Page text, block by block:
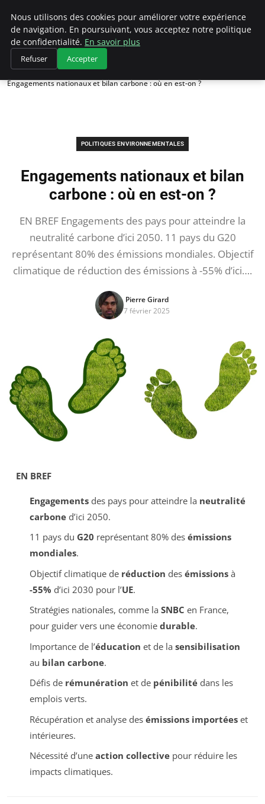
Climategatecountryclub.com
Accueil
Politiques environnementales
Engagements nationaux et bilan carbone : où en est-on ?
POLITIQUES ENVIRONNEMENTALES
Engagements nationaux et bilan
carbone : où en est-on ?
EN BREF Engagements des pays pour atteindre la
neutralité carbone d’ici 2050. 11 pays du G20
représentant 80% des émissions mondiales. Objectif
climatique de réduction des émissions à -55% d’ici….
Pierre Girard
7 février 2025
EN BREF
Engagementsdes pays pour atteindre la neutralité
carboned’ici 2050.
11 pays du G20 représentant 80% des émissions
mondiales.
Objectif climatique de réduction des émissionsà
-55% d’ici 2030 pour l’UE.
Stratégies nationales, comme la SNBC en France,
pour guider vers une économie durable.
Importance de l’éducation et de la sensibilisation
au bilan carbone.
Défis de rémunération et de pénibilitédans les
emplois verts.
Récupération et analyse des émissions importéeset
intérieures.
Nécessité d’une action collectivepour réduire les
impacts climatiques.
Nous utilisons des cookies pour améliorer votre expérience
de navigation. En poursuivant, vous acceptez notre politique
de confidentialité. En savoir plus
Refuser Accepter